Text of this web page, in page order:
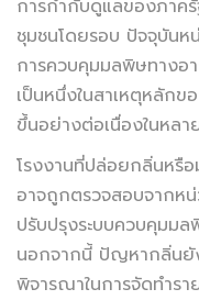
การกำกับดูแลของภาค
ชุมชนโดยรอบ ปัจจุบัน
การควบคุมมลพิษทางอ
เป็นหนึ่งในสาเหตุหลัก
ขึ้นอย่างต่อเนื่องในหล
โรงงานที่ปล่อยกลิ่นหรือ
อาจถูกตรวจสอบจากห
ปรับปรุงระบบควบคุมม
นอกจากนี้ ปัญหากลิ่นยัง
พิจารณาในการจัดทำรา